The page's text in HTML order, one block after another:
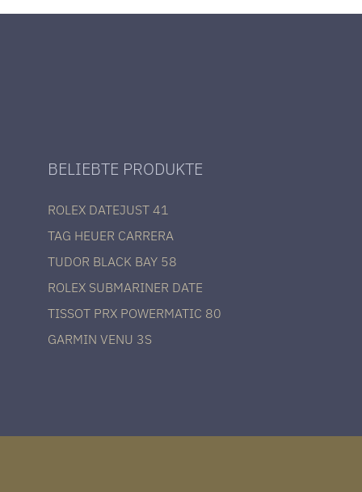
BELIEBTE PRODUKTE
ROLEX DATEJUST 41
TAG HEUER CARRERA
TUDOR BLACK BAY 58
ROLEX SUBMARINER DATE
TISSOT PRX POWERMATIC 80
GARMIN VENU 3S